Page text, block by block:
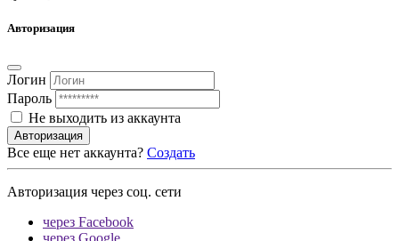
Авторизация
Логин
Пароль
Не выходить из аккаунта
Авторизация
Все еще нет аккаунта? Создать
Авторизация через соц. сети
через Facebook
через Google